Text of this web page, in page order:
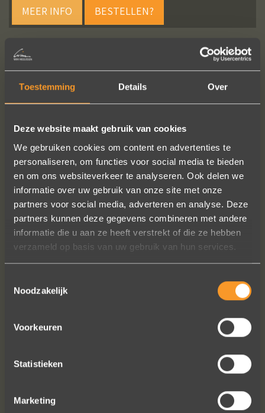
Toestemming Details Over
Deze website maakt gebruik van cookies
We gebruiken cookies om content en advertenties te
personaliseren, om functies voor social media te bieden
en om ons websiteverkeer te analyseren. Ook delen we
informatie over uw gebruik van onze site met onze
partners voor social media, adverteren en analyse. Deze
partners kunnen deze gegevens combineren met andere
informatie die u aan ze heeft verstrekt of die ze hebben
verzameld op basis van uw gebruik van hun services.
Noodzakelijk
Voorkeuren
Statistieken
Marketing
MEER INFO BESTELLEN?
VOLG ONS OP SOCIALE MEDIA
In de ban van uw creaties zijn we
bezig met onze derde bestelling (uit
Frankrijk). De ontvangst is altijd zo
vriendelijk, het team reageert snel en
uitstekend advies. We hebben zojuist
resultaat is werkelijk schitterend. U